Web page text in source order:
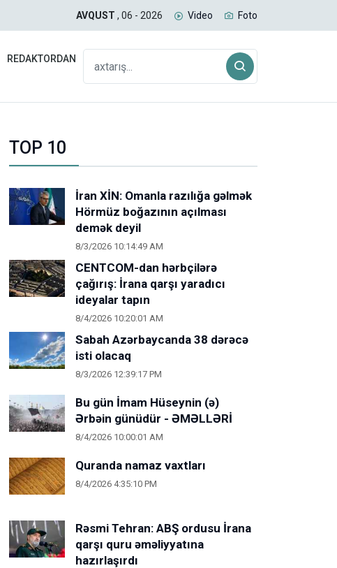
buğda daşıyan yük qatarı Biləcəridən yola düşüb
AVQUST , 06 - 2026 Video Foto
REDAKTORDAN
TOP 10
İran XİN: Omanla razılığa gəlmək
Hörmüz boğazının açılması
demək deyil
8/3/2026 10:14:49 AM
CENTCOM-dan hərbçilərə
çağırış: İrana qarşı yaradıcı
ideyalar tapın
8/4/2026 10:20:01 AM
Sabah Azərbaycanda 38 dərəcə
isti olacaq
8/3/2026 12:39:17 PM
Bu gün İmam Hüseynin (ə)
Ərbəin günüdür - ƏMƏLLƏRİ
8/4/2026 10:00:01 AM
Quranda namaz vaxtları
8/4/2026 4:35:10 PM
Rəsmi Tehran: ABŞ ordusu İrana
qarşı quru əməliyyatına
hazırlaşırdı